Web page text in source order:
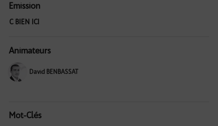
Emission
C BIEN ICI
Animateurs
David BENBASSAT
Mot-Clés